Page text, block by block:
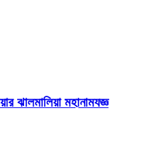
ঝালমালিয়া মহানামযজ্ঞ